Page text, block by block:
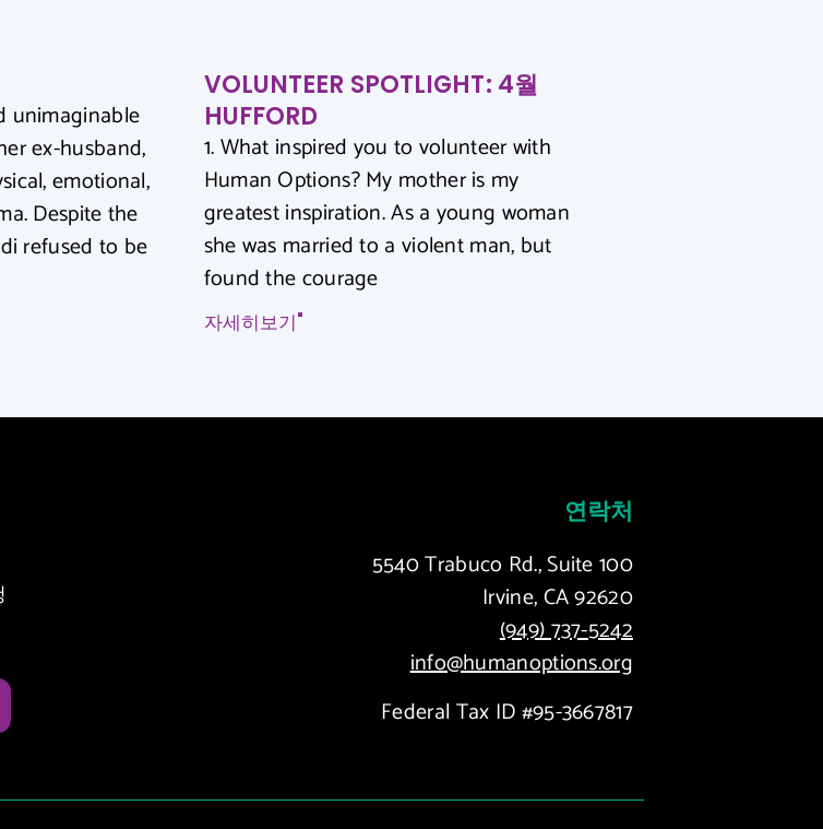
unimaginable
ex-husband,
emotional,
Despite the
refused to be
VOLUNTEER SPOTLIGHT: 4월
HUFFORD
1. What inspired you to volunteer with
Human Options? My mother is my
greatest inspiration. As a young woman
she was married to a violent man, but
found the courage
자세히보기"
연락처
5540 Trabuco Rd., Suite 100
Irvine, CA 92620
(949) 737-5242
info@humanoptions.org
Federal Tax ID #95-3667817